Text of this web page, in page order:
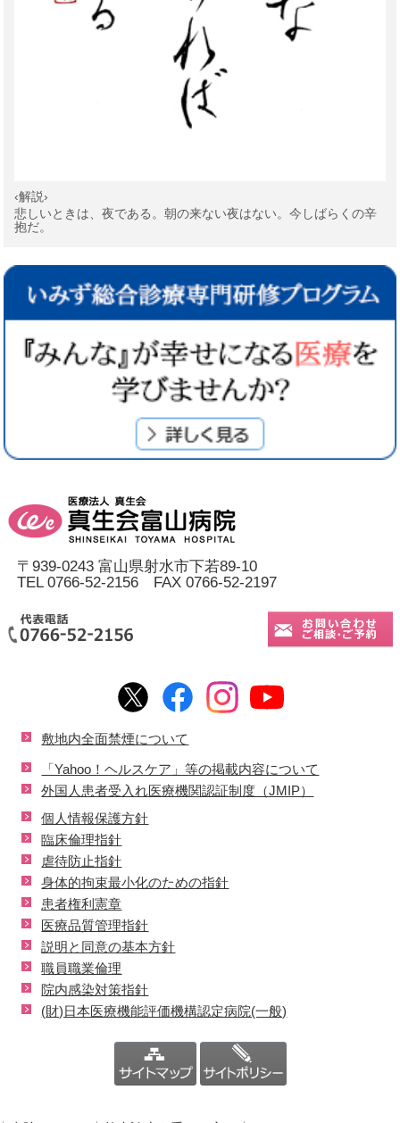
‹解説›
悲しいときは、夜である。朝の来ない夜はない。今しばらくの辛
抱だ。
〒939-0243 富山県射水市下若89-10
TEL 0766-52-2156 FAX 0766-52-2197
敷地内全面禁煙について
「Yahoo！ヘルスケア」等の掲載内容について
外国人患者受入れ医療機関認証制度（JMIP）
個人情報保護方針
臨床倫理指針
虐待防止指針
身体的拘束最小化のための指針
患者権利憲章
医療品質管理指針
説明と同意の基本方針
職員職業倫理
院内感染対策指針
(財)日本医療機能評価機構認定病院(一般)